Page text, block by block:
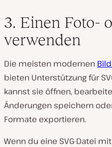
3. Einen Foto-
verwenden
Die meisten modernen
bieten Unterstützung für
kannst sie öffnen,
Änderungen speichern
Formate exportieren.
Wenn du eine SVG-Datei